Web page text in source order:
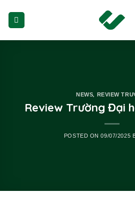
content
NEWS, REVIEW
Review Trường Đại
POSTED ON09/07/2025